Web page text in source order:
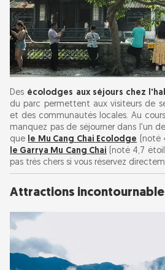
Des écolodges aux séjours chez
du parc permettent aux visiteurs de
et des communautés locales. Au
manquez pas de séjourner dans l'un
que le Mu Cang Chai Ecolodge (noté
le Garrya Mu Cang Chai (noté 4,7
pas très chers si vous réservez
Attractions